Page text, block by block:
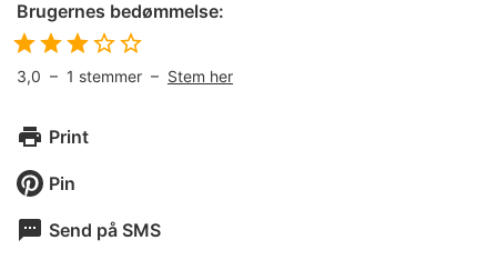
Brugernes bedømmelse:
3,0 – 1 stemmer – Stem her
Print
Pin
Send på SMS